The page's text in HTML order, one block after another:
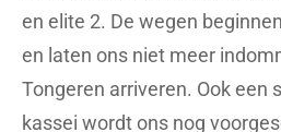
en elite 2. De wegen
en laten ons niet meer
Tongeren arriveren. Ook een
kassei wordt ons nog